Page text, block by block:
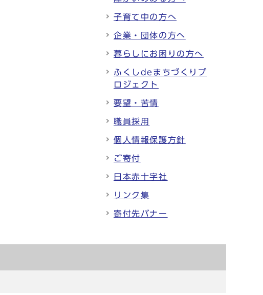
子育て中の方へ
企業・団体の方へ
暮らしにお困りの方へ
ふくしdeまちづくりプ
ロジェクト
要望・苦情
職員採用
個人情報保護方針
ご寄付
日本赤十字社
リンク集
寄付先バナー